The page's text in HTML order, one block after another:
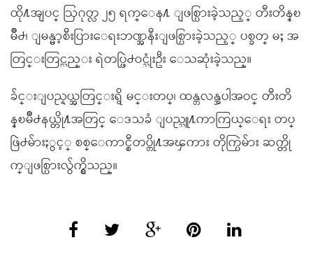
ထို႔အျပင္ ဩဂုတ္လ ၂၅ ရက္ေန႔ ျဖစ္ပြားခဲ့သည့္ တီးတိန္ၿ
မိဳ႕၊ ျမန္မာ့စီးပြားေရးဘဏ္အနီးျဖစ္ပြားခဲ့သည့္ ပစ္ခတ္ မႈ အ
တြင္းတြင္လည္း ရဲတပ္ဖြဲ႕ဝင္သုံးဦး ေသဆုံးခဲ့သည္။
ခ်င္းျပည္နယ္အတြင္းရွိ မင္းတပ္၊ ထန္တလန္အပါအဝင္ တီးတိ
န္ၿမိဳ႕နယ္တို႔အတြင္ ေဒသခံ ျပည္သူ႔ကာကြယ္ေရး တပ္
ဖြဲ႕မ်ားႏွင့္ စစ္ေကာင္စီတပ္တို႔အၾကား တိုက္ပြဲမ်ား ဆက္တို
က္ျဖစ္ပြားလွ်က္ရွိသည္။